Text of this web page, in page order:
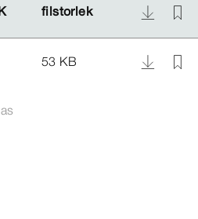
filstorlek
filstorlek
53 KB